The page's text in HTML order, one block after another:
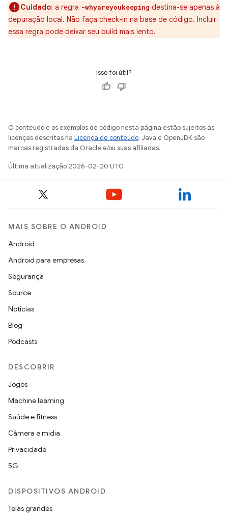
Cuidado: a regra -whyareyoukeeping destina-se apenas à
depuração local. Não faça check-in na base de código. Incluir
essa regra pode deixar seu build mais lento.
Isso foi útil?
O conteúdo e os exemplos de código nesta página estão sujeitos às
licenças descritas na Licença de conteúdo. Java e OpenJDK são
marcas registradas da Oracle e/ou suas afiliadas.
Última atualização 2026-02-20 UTC.
MAIS SOBRE O ANDROID
Android
Android para empresas
Segurança
Source
Notícias
Blog
Podcasts
DESCOBRIR
Jogos
Machine learning
Saúde e fitness
Câmera e mídia
Privacidade
5G
DISPOSITIVOS ANDROID
Telas grandes